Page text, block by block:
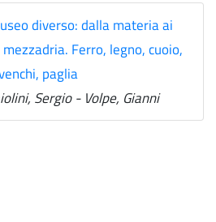
diverso: dalla materia ai
Ferro, legno, cuoio,
paglia
Sergio - Volpe, Gianni